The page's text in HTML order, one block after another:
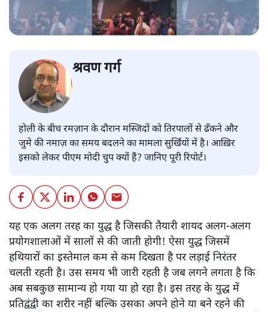
श्रवण गर्ग
होली के बीच रमज़ान के दौरान मस्जिदों को तिरपालों से ढँकने और
जुमे की नमाज़ का समय बदलने का मामला सुर्खियों में है। आख़िर
इसको लेकर पीएम मोदी चुप क्यों हैं? जानिए पूरी रिपोर्ट।
यह एक अलग तरह का युद्ध है जिसकी तैयारी शायद अलग-अलग
प्रयोगशालाओं में सालों से की जाती होगी! ऐसा युद्ध जिसमें
हथियारों का इस्तेमाल कम से कम दिखता है पर लड़ाई निरंतर
चलती रहती है। उस समय भी जारी रहती है जब लगने लगता है कि
अब सबकुछ सामान्य हो गया या हो रहा है। इस तरह के युद्ध में
प्रतिद्वंद्वी का शरीर नहीं बल्कि उसका अपने होने या बने रहने की